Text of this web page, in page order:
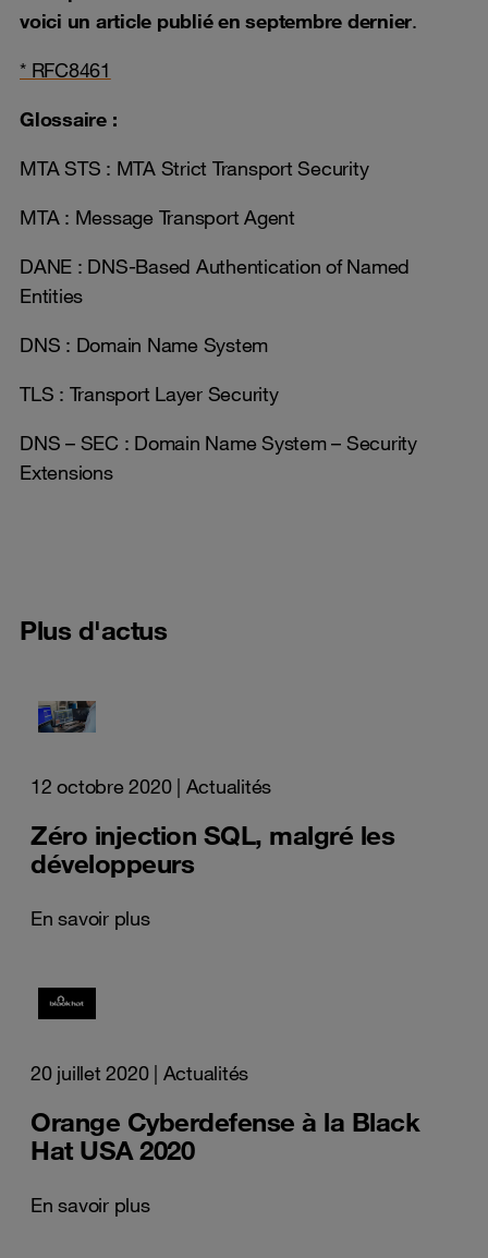
voici un article publié en septembre dernier.
* RFC8461
Glossaire :
MTA STS : MTA Strict Transport Security
MTA : Message Transport Agent
DANE : DNS-Based Authentication of Named
Entities
DNS : Domain Name System
TLS : Transport Layer Security
DNS – SEC : Domain Name System – Security
Extensions
Plus d'actus
12 octobre 2020| Actualités
Zéro injection SQL, malgré les
développeurs
En savoir plus
20 juillet 2020| Actualités
Orange Cyberdefense à la Black
Hat USA 2020
En savoir plus